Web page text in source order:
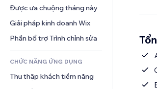
chuyển
Định giá và gói đăng ký
Gọi vốn cộng đồng
Đồ ăn và thức uống
Chia sẻ tệp
Tin tức
Dịch vụ nội dung
Nút và menu
Biểu ngữ và Huy hiệu
Máy tính
Tìm kiếm
Thời tiết
Bảng biểu
Bình luận
Điện thoại
Cộng đồng
Đánh giá và chứng thực
Quản lý quan hệ khách hàng
Được ưa chuộng tháng này
Giải pháp kinh doanh Wix
Phần bổ trợ Trình chỉnh sửa
CHỨC NĂNG ỨNG DỤNG
Thu thập khách tiềm năng